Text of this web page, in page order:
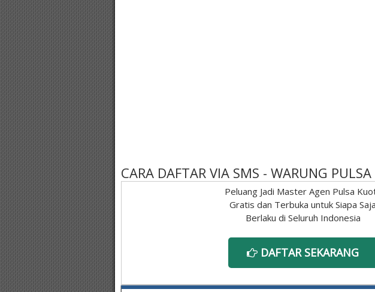
CARA DAFTAR VIA SMS - WARUNG
Peluang Jadi Master Agen Pulsa
Gratis dan Terbuka untuk Siapa Saja
Berlaku di Seluruh Indonesia
DAFTAR SEKARANG